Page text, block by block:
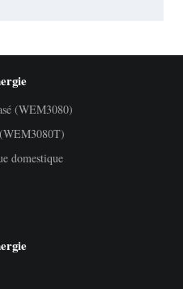
(WEM3080)
domestique